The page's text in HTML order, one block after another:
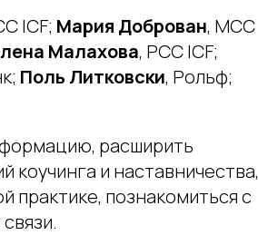
ICF; Мария Доброван, MCC
Малахова, PCC ICF;
Поль Литковски, Рольф;
расширить
коучинга и наставничества,
практике, познакомиться с